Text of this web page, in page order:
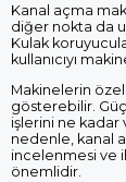
Kanal açma
diğer nokta da
Kulak
kullanıcıyı
Makinelerin
gösterebilir.
işlerini ne
nedenle, kanal
incelenmesi ve
önemlidir.